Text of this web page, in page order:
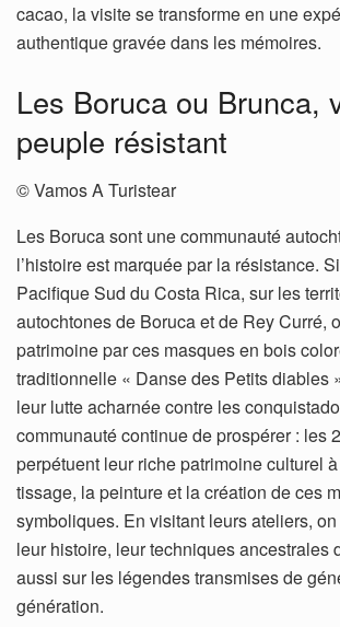
cacao, la visite se transforme en une
authentique gravée dans les mémoires.
Les Boruca ou Brunca,
peuple résistant
© Vamos A Turistear
Les Boruca sont une communauté
l’histoire est marquée par la résistance.
Pacifique Sud du Costa Rica, sur les
autochtones de Boruca et de Rey Curré,
patrimoine par ces masques en bois
traditionnelle « Danse des Petits diables
leur lutte acharnée contre les
communauté continue de prospérer : les
perpétuent leur riche patrimoine culturel
tissage, la peinture et la création de ces
symboliques. En visitant leurs ateliers,
leur histoire, leur techniques ancestrales
aussi sur les légendes transmises de
génération.